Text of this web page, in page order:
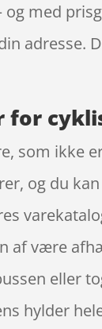
og med
adresse.
for
som ikke
og du
af være
eller
hylder